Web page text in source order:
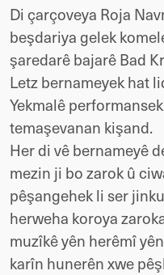
Di çarçoveya Roja
beşdariya gelek
şaredarê bajarê Bad
Letz bernameyek hat
Yekmalê
temaşevanan kişand.
Her di vê bernameyê
mezin ji bo zarok û
pêşangehek li ser
herweha koroya
muzîkê yên herêmî
karîn hunerên xwe